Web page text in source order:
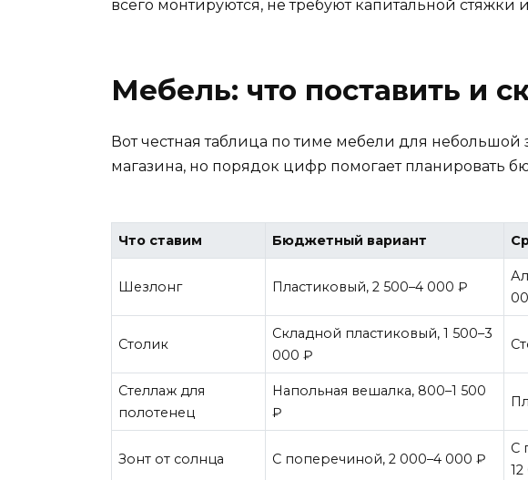
всего монтируются, не требуют капитальной
Мебель: что поставить и
Вот честная таблица по тиме мебели для
магазина, но порядок цифр помогает планировать
Что ставим Бюджетный вариант
Шезлонг Пластиковый, 2 500–4 000 ₽
Столик
Складной пластиковый, 1 500–3
000 ₽
Стеллаж для
полотенец
Напольная вешалка, 800–1 500
₽
Зонт от солнца С поперечиной, 2 000–4 000 ₽
С